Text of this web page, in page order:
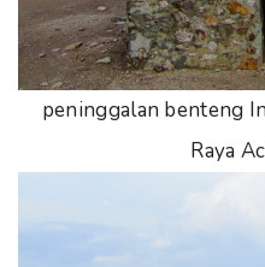
peninggalan benteng
Raya